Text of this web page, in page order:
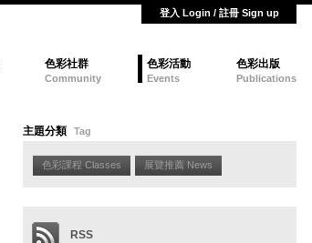
登入 Login / 註冊 Sign up
色彩社群
Community
色彩活動
Events
色彩出版
Publications
主題分類 Tag
色彩課程 Classes 展覽推薦 News
RSS